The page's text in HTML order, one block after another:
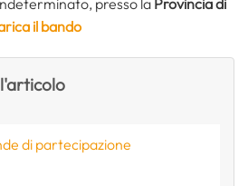
presso la Provincia di
il bando
di partecipazione